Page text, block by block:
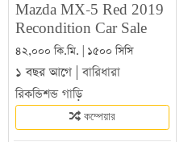
Mazda MX-5 Red 2019
Recondition Car Sale
৪২,০০০ কি.মি. | ১৫০০ সিসি
১ বছর আগে |বারিধারা
রিকন্ডিশন্ড গাড়ি
কম্পেয়ার